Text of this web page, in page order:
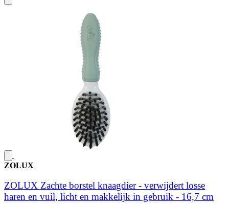
ZOLUX
ZOLUX Zachte borstel knaagdier - verwijdert losse
haren en vuil, licht en makkelijk in gebruik - 16,7 cm